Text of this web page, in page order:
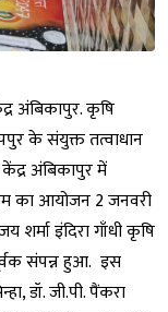
अंबिकापुर. कृषि
के संयुक्त तत्वाधान
अंबिकापुर में
का आयोजन 2 जनवरी
शर्मा इंदिरा गाँधी कृषि
संपन्न हुआ. इस
डॉ. जी.पी. पैंकरा